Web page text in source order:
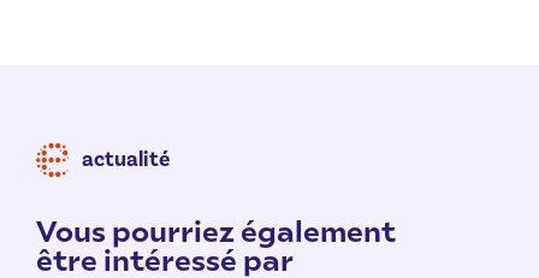
actualité
Vous pourriez également
être intéressé par